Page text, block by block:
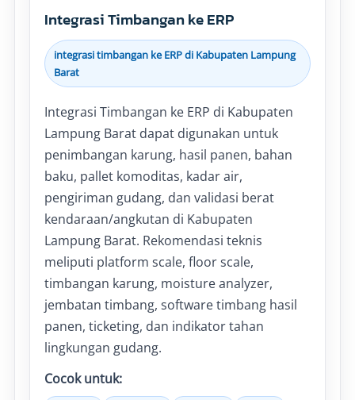
Integrasi Timbangan ke ERP
integrasi timbangan ke ERP di Kabupaten Lampung
Barat
Integrasi Timbangan ke ERP di Kabupaten
Lampung Barat dapat digunakan untuk
penimbangan karung, hasil panen, bahan
baku, pallet komoditas, kadar air,
pengiriman gudang, dan validasi berat
kendaraan/angkutan di Kabupaten
Lampung Barat. Rekomendasi teknis
meliputi platform scale, floor scale,
timbangan karung, moisture analyzer,
jembatan timbang, software timbang hasil
panen, ticketing, dan indikator tahan
lingkungan gudang.
Cocok untuk: